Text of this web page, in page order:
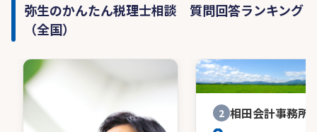
弥生のかんたん税理士相談 質問回答ランキング
（全国）
2 相田会計事務所